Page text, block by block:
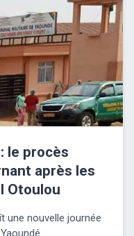
le procès
après les
Otoulou
une nouvelle journée